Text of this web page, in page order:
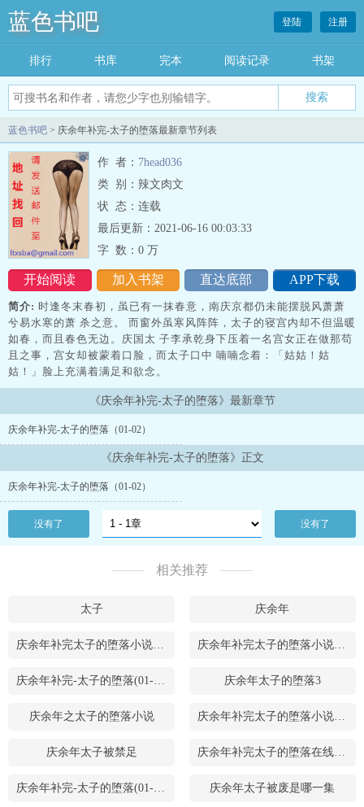
蓝色书吧
搜索
登陆 注册
排行 书库 完本 阅读记录 书架
蓝色书吧 > 庆余年补完-太子的堕落最新章节列表
作 者： 7head036
类 别：辣文肉文
状 态：连载
开始阅读 加入书架 直达底部 APP下载
最后更新：2021-06-16 00:03:33
字 数： 0 万
简介: 时逢冬末春初，虽已有一抹春意，南庆京都仍未能摆脱风萧萧
兮易水寒的萧 杀之意。 而窗外虽寒风阵阵，太子的寝宫内却不但温暖
如春，而且春色无边。庆国太 子李承乾身下压着一名宫女正在做那苟
且之事，宫女却被蒙着口脸，而太子口中 喃喃念着：「姑姑！姑
姑！」脸上充满着满足和欲念。
《庆余年补完-太子的堕落》最新章节
庆余年补完-太子的堕落（01-02）
《庆余年补完-太子的堕落》正文
庆余年补完-太子的堕落（01-02）
没有了 没有了
相关推荐
太子 庆余年
庆余年补完太子的堕落小说免费阅读 庆余年补完太子的堕落小说阅读最新
庆余年补完-太子的堕落(01-02)_庆余年补完-太子的堕落 庆余年太子的堕落3
庆余年之太子的堕落小说 庆余年补完太子的堕落小说在线阅读
庆余年太子被禁足 庆余年补完太子的堕落在线阅读
庆余年补完-太子的堕落(01-02)_ 庆余年太子被废是哪一集